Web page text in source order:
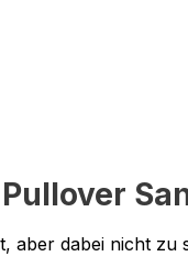
aber dabei nicht zu